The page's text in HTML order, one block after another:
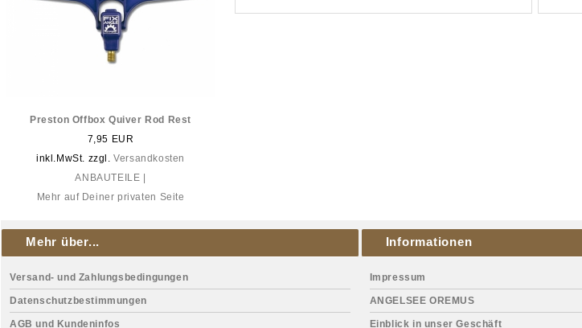
Preston Offbox Quiver Rod Rest
7,95 EUR
inkl.MwSt. zzgl.Versandkosten
ANBAUTEILE |
Mehr auf Deiner privaten Seite
Mehr über...
Versand- und Zahlungsbedingungen
Datenschutzbestimmungen
AGB und Kundeninfos
Informationen
Impressum
ANGELSEE OREMUS
Einblick in unser Geschäft